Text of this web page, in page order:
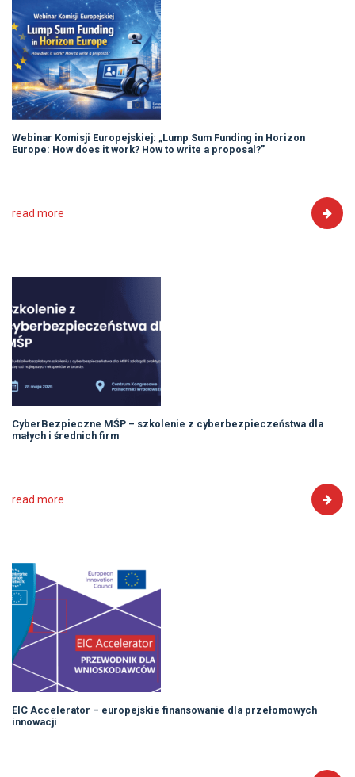
Webinar Komisji Europejskiej: „Lump Sum Funding in Horizon
Europe: How does it work? How to write a proposal?”
read more
CyberBezpieczne MŚP – szkolenie z cyberbezpieczeństwa dla
małych i średnich firm
read more
EIC Accelerator – europejskie finansowanie dla przełomowych
innowacji